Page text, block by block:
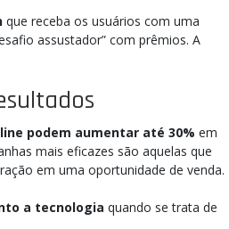
que receba os usuários com uma
assustador” com prêmios. A
podem aumentar até 30% em
mais eficazes são aquelas que
em uma oportunidade de venda.
a tecnologia quando se trata de